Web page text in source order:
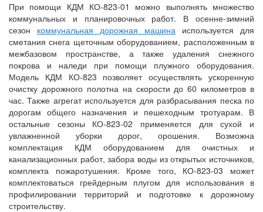
При помощи КДМ КО-823-01 можно выполнять множество
коммунальных и планировочных работ. В осенне-зимний
сезон коммунальная дорожная машина используется для
сметания снега щеточным оборудованием, расположенным в
межбазовом пространстве, а также удаления снежного
покрова и наледи при помощи плужного оборудования.
Модель КДМ КО-823 позволяет осуществлять ускоренную
очистку дорожного полотна на скорости до 60 километров в
час. Также агрегат используется для разбрасывания песка по
дорогам общего назначения и пешеходным тротуарам. В
остальные сезоны КО-823-02 применяется для сухой и
увлажненной уборки дорог, орошения. Возможна
комплектация КДМ оборудованием для очистных и
канализационных работ, забора воды из открытых источников,
комплекта пожаротушения. Кроме того, КО-823-03 может
комплектоваться грейдерным плугом для использования в
профилировании территорий и подготовке к дорожному
строительству.